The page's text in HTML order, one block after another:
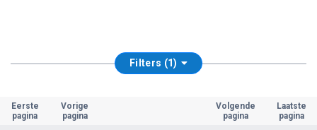
Filters (1)
Eerste
pagina
Vorige
pagina
Volgende
pagina
Laatste
pagina